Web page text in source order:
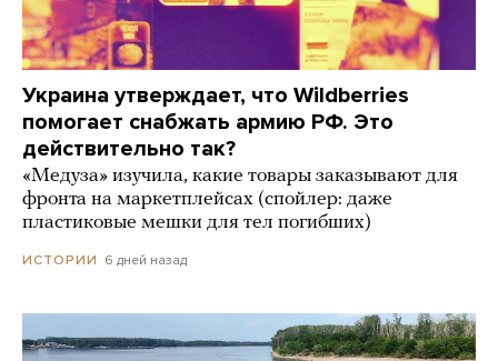
Украина утверждает, что Wildberries
помогает снабжать армию РФ. Это
действительно так?
«Медуза» изучила, какие товары заказывают для
фронта на маркетплейсах (спойлер: даже
пластиковые мешки для тел погибших)
ИСТОРИИ 6 дней назад